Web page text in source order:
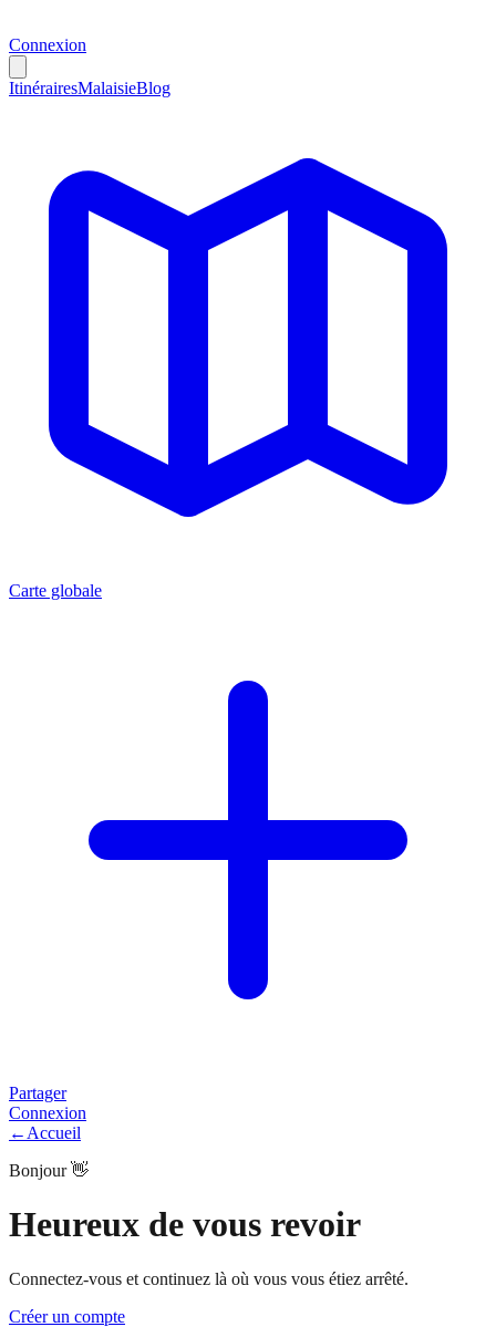
Connexion
ItinérairesMalaisieBlog
Carte globale
Partager
Connexion
← Accueil
Bonjour 👋
Heureux de vous revoir
Connectez-vous et continuez là où vous vous étiez arrêté.
Créer un compte